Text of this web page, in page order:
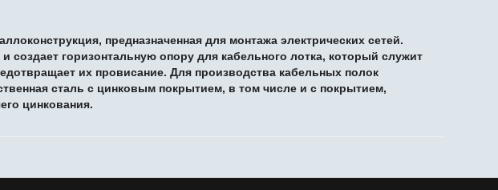
предназначенная для монтажа электрических сетей.
и создает горизонтальную опору для кабельного лотка, который служит
их провисание. Для производства кабельных полок
сталь с цинковым покрытием, в том числе и с покрытием,
цинкования.